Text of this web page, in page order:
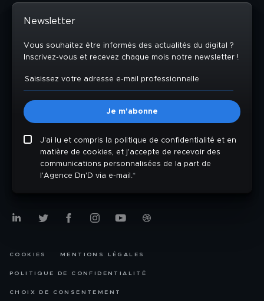
Newsletter
Vous souhaitez être informés des actualités du digital ?
Inscrivez-vous et recevez chaque mois notre newsletter !
J'ai lu et compris la politique de confidentialité et en
matière de cookies, et j'accepte de recevoir des
communications personnalisées de la part de
l'Agence Dn'D via e-mail.*
COOKIES MENTIONS LÉGALES
POLITIQUE DE CONFIDENTIALITÉ
CHOIX DE CONSENTEMENT